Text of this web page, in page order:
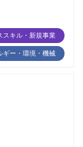
スキル・新規事業
ギー・環境・機械